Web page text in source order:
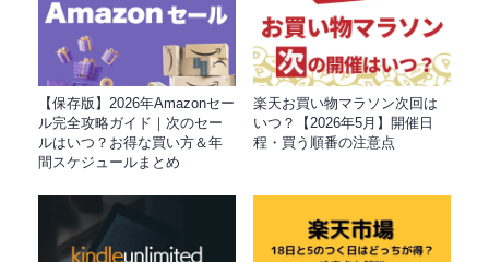
【保存版】2026年Amazonセー
ル完全攻略ガイド｜次のセー
ルはいつ？お得な買い方＆年
間スケジュールまとめ
楽天お買い物マラソン次回は
いつ？【2026年5月】開催日
程・買う順番の注意点